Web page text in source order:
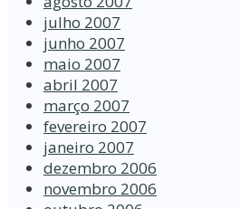
julho 2007
junho 2007
maio 2007
abril 2007
março 2007
fevereiro 2007
janeiro 2007
dezembro 2006
novembro 2006